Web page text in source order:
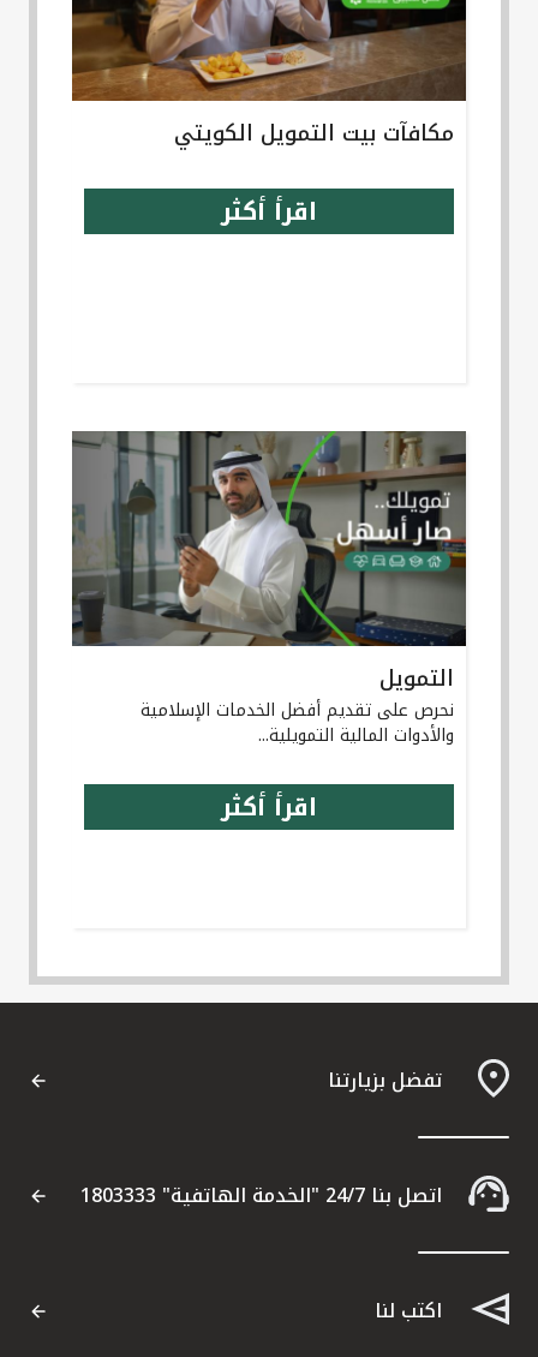
مكافآت بيت التمويل الكويتي
اقرأ أكثر
التمويل
نحرص على تقديم أفضل الخدمات الإسلامية
والأدوات المالية التمويلية...
اقرأ أكثر
تفضل بزيارتنا
اتصل بنا 24/7 "الخدمة الهاتفية" 1803333
اكتب لنا